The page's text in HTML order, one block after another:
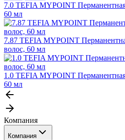
7.0 TEFIA MYPOINT Перманентная
60 мл
7.87 TEFIA MYPOINT
волос, 60 мл
1.0 TEFIA MYPOINT Перманентная
60 мл
Компания
Компания